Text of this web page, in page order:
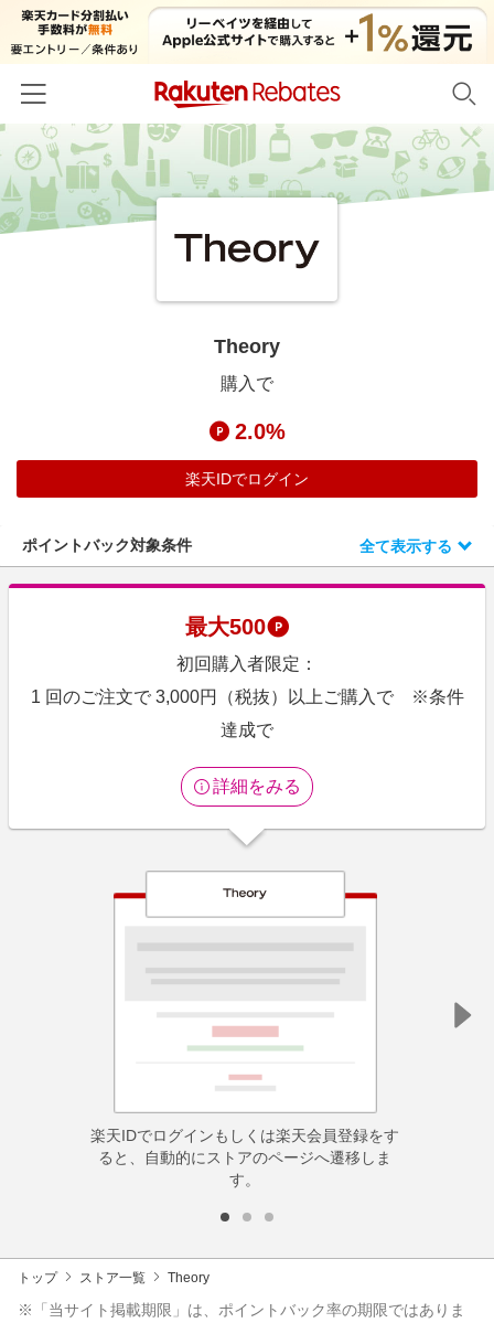
ホーム
カテゴリー一覧
家電・PC・スマホ・カメラ
スポーツ・アウトドア・ゴルフ
インテリア・寝具
旅行・レジャー・ホテル予約
生活・お役立ち
ビジネス・その他サービス
リーベイツ注目ストア
旅行特集
わくわく夏特集
とことん買い物チャレンジ
Apple公式サイト×楽天カード分割払い
Qoo10メガポ
Samsung ボーナスキャンペーン
週末の高還元 夏の長期版
Theory
購入で
2.0%
楽天IDでログイン
ポイントバック対象条件 全て表示する
最大500
初回購入者限定：
1 回のご注文で 3,000円（税抜）以上ご購入で ※条件
達成で
詳細をみる
楽天IDでログインもしくは楽天会員登録をす
ると、自動的にストアのページへ遷移しま
す。
トップ ストア一覧 Theory
※「当サイト掲載期限」は、ポイントバック率の期限ではありま